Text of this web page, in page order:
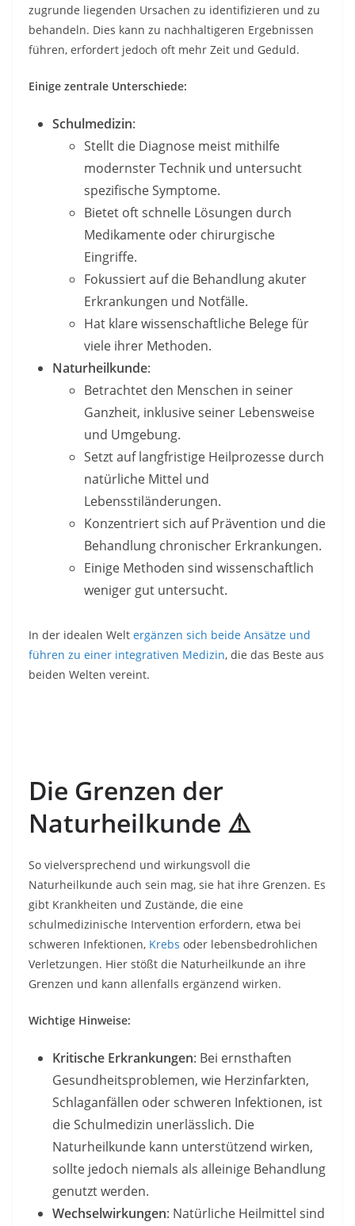
zugrunde liegenden Ursachen zu identifizieren und zu
behandeln. Dies kann zu nachhaltigeren Ergebnissen
führen, erfordert jedoch oft mehr Zeit und Geduld.
Einige zentrale Unterschiede:
Schulmedizin:
Stellt die Diagnose meist mithilfe
modernster Technik und untersucht
spezifische Symptome.
Bietet oft schnelle Lösungen durch
Medikamente oder chirurgische
Eingriffe.
Fokussiert auf die Behandlung akuter
Erkrankungen und Notfälle.
Hat klare wissenschaftliche Belege für
viele ihrer Methoden.
Naturheilkunde:
Betrachtet den Menschen in seiner
Ganzheit, inklusive seiner Lebensweise
und Umgebung.
Setzt auf langfristige Heilprozesse durch
natürliche Mittel und
Lebensstiländerungen.
Konzentriert sich auf Prävention und die
Behandlung chronischer Erkrankungen.
Einige Methoden sind wissenschaftlich
weniger gut untersucht.
In der idealen Welt ergänzen sich beide Ansätze und
führen zu einer integrativen Medizin, die das Beste aus
beiden Welten vereint.
Die Grenzen der
Naturheilkunde ⚠️
So vielversprechend und wirkungsvoll die
Naturheilkunde auch sein mag, sie hat ihre Grenzen. Es
gibt Krankheiten und Zustände, die eine
schulmedizinische Intervention erfordern, etwa bei
schweren Infektionen, Krebs oder lebensbedrohlichen
Verletzungen. Hier stößt die Naturheilkunde an ihre
Grenzen und kann allenfalls ergänzend wirken.
Wichtige Hinweise:
Kritische Erkrankungen: Bei ernsthaften
Gesundheitsproblemen, wie Herzinfarkten,
Schlaganfällen oder schweren Infektionen, ist
die Schulmedizin unerlässlich. Die
Naturheilkunde kann unterstützend wirken,
sollte jedoch niemals als alleinige Behandlung
genutzt werden.
Wechselwirkungen: Natürliche Heilmittel sind